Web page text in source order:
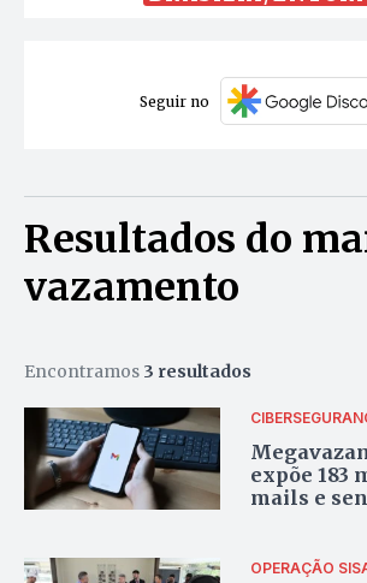
Seguir no
Resultados do
vazamento
Encontramos 3 resultados
expõe 183
mails e
OPERAÇÃO